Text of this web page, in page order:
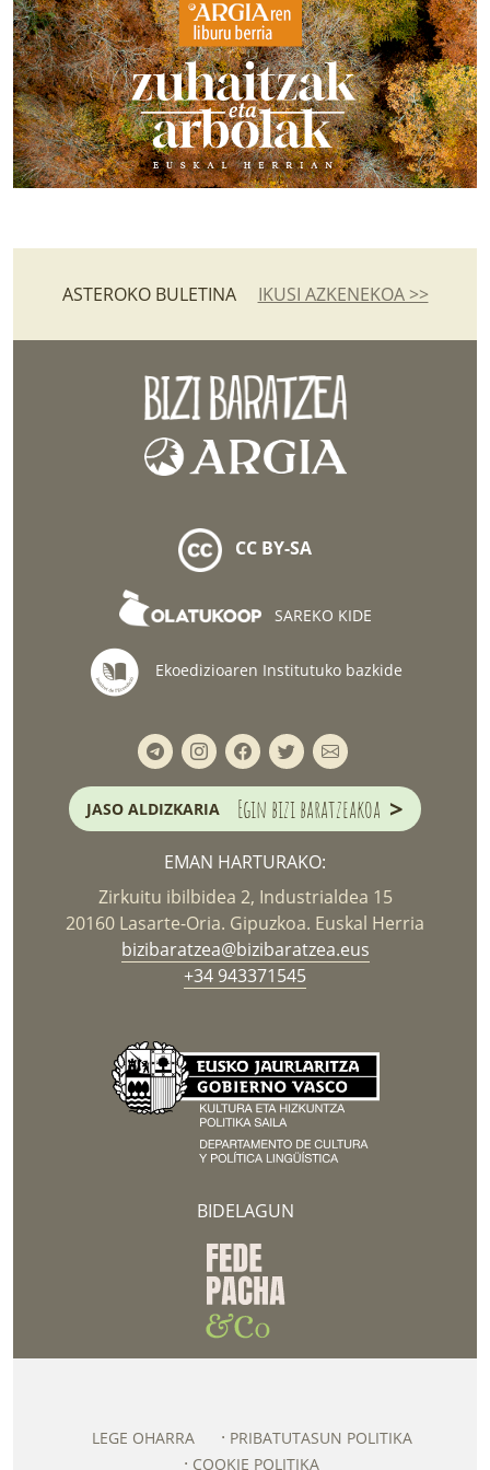
ASTEROKO BULETINA IKUSI AZKENEKOA >>
CC BY-SA
SAREKO KIDE
Ekoedizioaren Institutuko bazkide
JASO ALDIZKARIA Egin bizi baratzeakoa >
EMAN HARTURAKO:
Zirkuitu ibilbidea 2, Industrialdea 15
20160 Lasarte-Oria. Gipuzkoa. Euskal Herria
bizibaratzea@bizibaratzea.eus
+34 943371545
BIDELAGUN
LEGE OHARRA
PRIBATUTASUN POLITIKA
COOKIE POLITIKA